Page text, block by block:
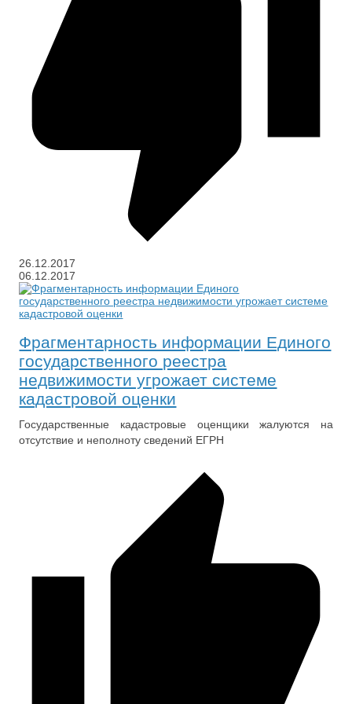
26.12.2017
06.12.2017
Фрагментарность информации Единого
государственного реестра
недвижимости угрожает системе
кадастровой оценки
Государственные кадастровые оценщики жалуются на
отсутствие и неполноту сведений ЕГРН